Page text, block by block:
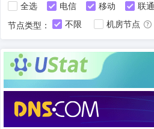
全选 电信 移动 联通
节点类型：
不限 机房节点